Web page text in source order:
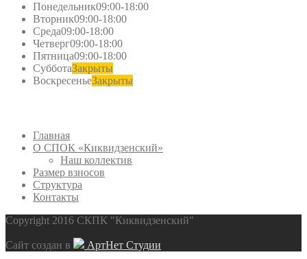
Понедельник09:00-18:00
Вторник09:00-18:00
Среда09:00-18:00
Четверг09:00-18:00
Пятница09:00-18:00
СубботаЗакрыты
ВоскресеньеЗакрыты
Главная
О СПОК «Киквидзенский»
Наш коллектив
Размер взносов
Структура
Контакты
Copyright 2016 СКПК "Киквидзенский"
Сайт создан в АртНет Студии